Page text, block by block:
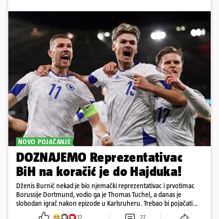
NOVO POJAČANJE
DOZNAJEMO Reprezentativac
BiH na koračić je do Hajduka!
Dženis Burnić nekad je bio njemački reprezentativac i prvotimac
Borussije Dortmund, vodio ga je Thomas Tuchel, a danas je
slobodan igrač nakon epizode u Karlsruheru. Trebao bi pojačati
konkurenciju u veznom redu
12 27